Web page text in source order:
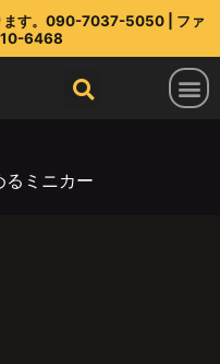
ます。090-7037-5050 | ファ
6468
るミニカー